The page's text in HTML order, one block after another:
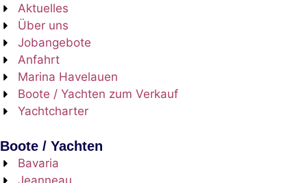
Aktuelles
Über uns
Jobangebote
Anfahrt
Marina Havelauen
Boote / Yachten zum Verkauf
Yachtcharter
Boote / Yachten
Bavaria
Jeanneau